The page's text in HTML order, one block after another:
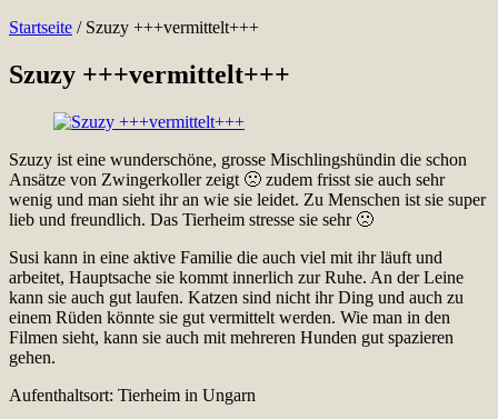
Startseite / Szuzy +++vermittelt+++
Szuzy +++vermittelt+++
Szuzy ist eine wunderschöne, grosse Mischlingshündin die schon
Ansätze von Zwingerkoller zeigt 🙁 zudem frisst sie auch sehr
wenig und man sieht ihr an wie sie leidet. Zu Menschen ist sie super
lieb und freundlich. Das Tierheim stresse sie sehr 🙁
Susi kann in eine aktive Familie die auch viel mit ihr läuft und
arbeitet, Hauptsache sie kommt innerlich zur Ruhe. An der Leine
kann sie auch gut laufen. Katzen sind nicht ihr Ding und auch zu
einem Rüden könnte sie gut vermittelt werden. Wie man in den
Filmen sieht, kann sie auch mit mehreren Hunden gut spazieren
gehen.
Aufenthaltsort: Tierheim in Ungarn